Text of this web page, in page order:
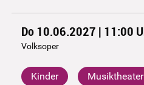
Do 10.06.2027 | 11:00
Volksoper
Kinder Musiktheater